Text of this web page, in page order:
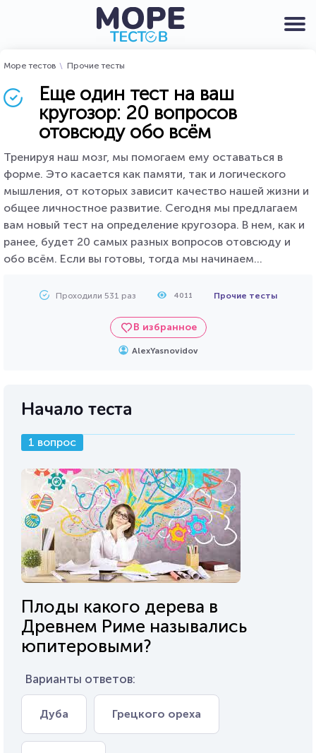
Море тестов Прочие тесты
Еще один тест на ваш
кругозор: 20 вопросов
отовсюду обо всём
Тренируя наш мозг, мы помогаем ему оставаться в
форме. Это касается как памяти, так и логического
мышления, от которых зависит качество нашей жизни и
общее личностное развитие. Сегодня мы предлагаем
вам новый тест на определение кругозора. В нем, как и
ранее, будет 20 самых разных вопросов отовсюду и
обо всём. Если вы готовы, тогда мы начинаем...
Проходили 531 раз 4011 Прочие тесты
В избранное
AlexYasnovidov
Начало теста
1 вопрос
Плоды какого дерева в
Древнем Риме назывались
юпитеровыми?
Варианты ответов:
Дуба Грецкого ореха